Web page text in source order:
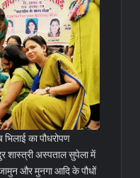
का पौधरोपण
शास्त्री अस्पताल सुपेला में
और मुनगा आदि के पौधों